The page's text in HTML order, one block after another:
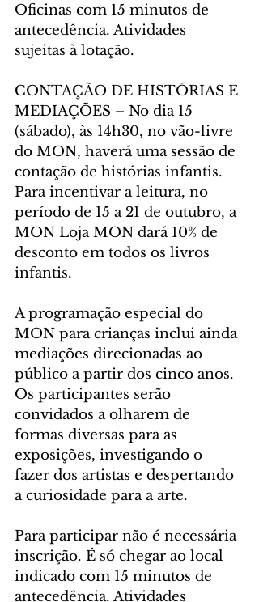
Oficinas com 15 minutos de
antecedência. Atividades
sujeitas à lotação.
CONTAÇÃO DE HISTÓRIAS E
MEDIAÇÕES – No dia 15
(sábado), às 14h30, no vão-livre
do MON, haverá uma sessão de
contação de histórias infantis.
Para incentivar a leitura, no
período de 15 a 21 de outubro, a
MON Loja MON dará 10% de
desconto em todos os livros
infantis.
A programação especial do
MON para crianças inclui ainda
mediações direcionadas ao
público a partir dos cinco anos.
Os participantes serão
convidados a olharem de
formas diversas para as
exposições, investigando o
fazer dos artistas e despertando
a curiosidade para a arte.
Para participar não é necessária
inscrição. É só chegar ao local
indicado com 15 minutos de
antecedência. Atividades